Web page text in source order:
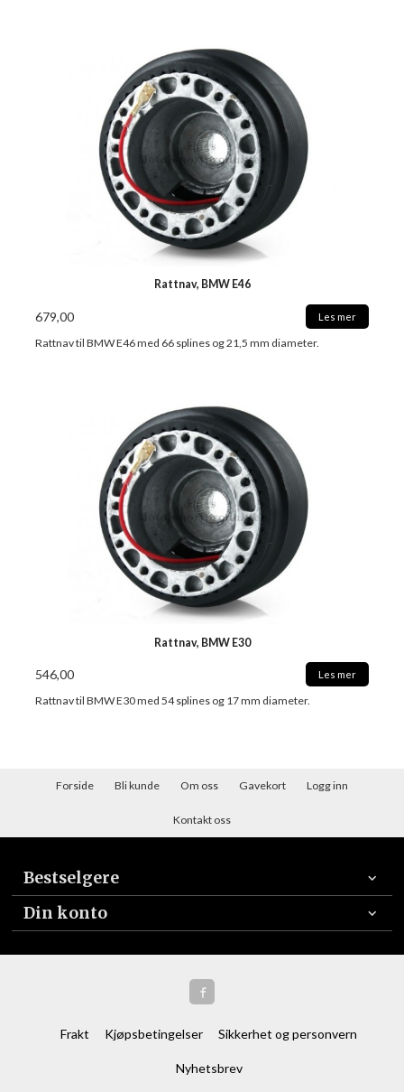
Rattnav, BMW E46
679,00 Les mer
Rattnav til BMW E46 med 66 splines og 21,5 mm diameter.
Rattnav, BMW E30
546,00 Les mer
Rattnav til BMW E30 med 54 splines og 17 mm diameter.
Forside Bli kunde Om oss Gavekort Logg inn
Kontakt oss
Bestselgere
Din konto
Frakt Kjøpsbetingelser Sikkerhet og personvern
Nyhetsbrev